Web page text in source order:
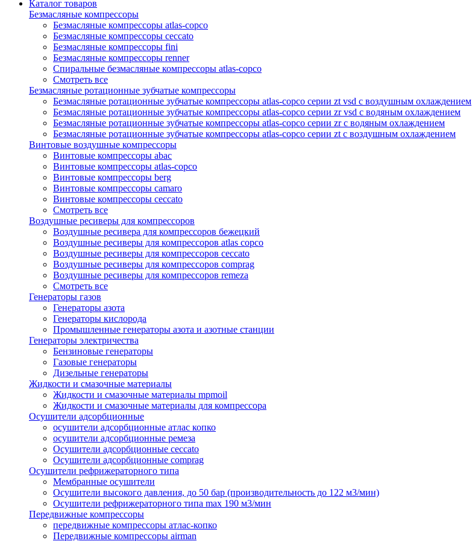
Каталог товаров
Безмасляные компрессоры
Безмасляные компрессоры atlas-copco
Безмасляные компрессоры ceccato
Безмасляные компрессоры fini
Безмасляные компрессоры renner
Спиральные безмасляные компрессоры atlas-copco
Смотреть все
Безмасляные ротационные зубчатые компрессоры
Безмасляные ротационные зубчатые компрессоры atlas-copco серии zt vsd с воздушным охлаждением
Безмасляные ротационные зубчатые компрессоры atlas-copco серии zr vsd с водяным охлаждением
Безмасляные ротационные зубчатые компрессоры atlas-copco серии zr с водяным охлаждением
Безмасляные ротационные зубчатые компрессоры atlas-copco серии zt с воздушным охлаждением
Винтовые воздушные компрессоры
Винтовые компрессоры abac
Винтовые компрессоры atlas-copco
Винтовые компрессоры berg
Винтовые компрессоры camaro
Винтовые компрессоры ceccato
Смотреть все
Воздушные ресиверы для компрессоров
Воздушные ресивера для компрессоров бежецкий
Воздушные ресиверы для компрессоров atlas copco
Воздушные ресиверы для компрессоров ceccato
Воздушные ресиверы для компрессоров comprag
Воздушные ресиверы для компрессоров remeza
Смотреть все
Генераторы газов
Генераторы азота
Генераторы кислорода
Промышленные генераторы азота и азотные станции
Генераторы электричества
Бензиновые генераторы
Газовые генераторы
Дизельные генераторы
Жидкости и смазочные материалы
Жидкости и смазочные материалы mpmoil
Жидкости и смазочные материалы для компрессора
Осушители адсорбционные
осушители адсорбционные атлас копко
осушители адсорбционные ремеза
Осушители адсорбционные ceccato
Осушители адсорбционные comprag
Осушители рефрижераторного типа
Мембранные осушители
Осушители высокого давления, до 50 бар (производительность до 122 м3/мин)
Осушители рефрижераторного типа max 190 м3/мин
Передвижные компрессоры
передвижные компрессоры атлас-копко
Передвижные компрессоры airman